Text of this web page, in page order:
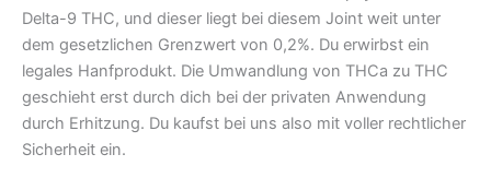
Delta-9 THC, und dieser liegt bei diesem Joint weit unter
dem gesetzlichen Grenzwert von 0,2%. Du erwirbst ein
legales Hanfprodukt. Die Umwandlung von THCa zu THC
geschieht erst durch dich bei der privaten Anwendung
durch Erhitzung. Du kaufst bei uns also mit voller rechtlicher
Sicherheit ein.